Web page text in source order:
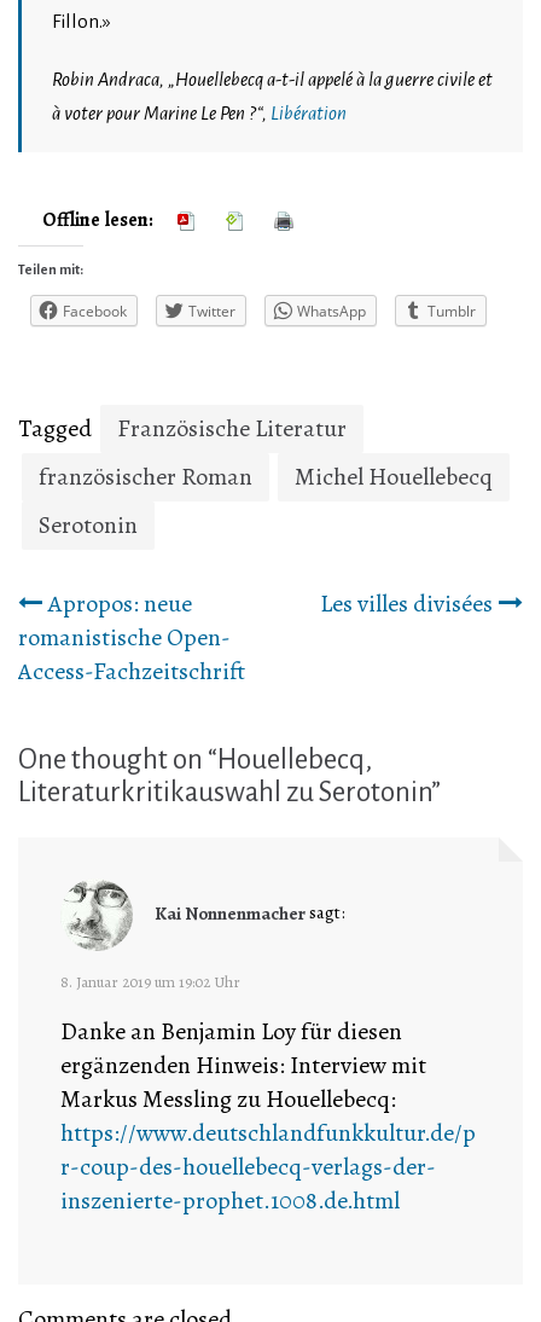
Fillon.»
Robin Andraca, „Houellebecq a-t-il appelé à la guerre civile et
à voter pour Marine Le Pen ?“, Libération
Offline lesen:
Teilen mit:
Facebook Twitter WhatsApp Tumblr
Tagged
Französische Literatur
französischer Roman
Michel Houellebecq
Serotonin
Beitrags-
Navigation
Apropos: neue
romanistische Open-
Access-Fachzeitschrift
Les villes divisées
One thought on “Houellebecq,
Literaturkritikauswahl zu Serotonin”
Kai Nonnenmachersagt:
8. Januar 2019 um 19:02 Uhr
Danke an Benjamin Loy für diesen
ergänzenden Hinweis: Interview mit
Markus Messling zu Houellebecq:
https://www.deutschlandfunkkultur.de/p
r-coup-des-houellebecq-verlags-der-
inszenierte-prophet.1008.de.html